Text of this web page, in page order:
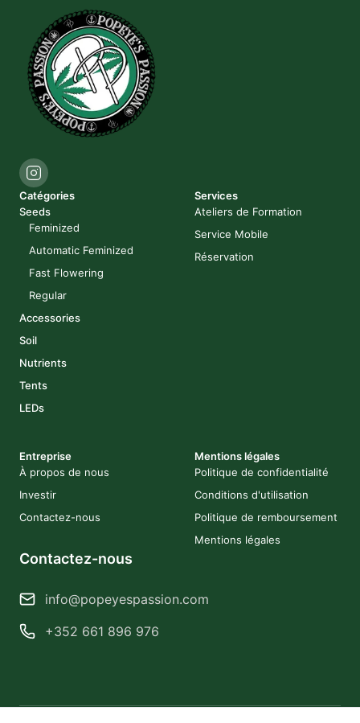
Catégories
Seeds
Feminized
Automatic Feminized
Fast Flowering
Regular
Accessories
Soil
Nutrients
Tents
LEDs
Services
Ateliers de Formation
Service Mobile
Réservation
Entreprise
À propos de nous
Investir
Contactez-nous
Mentions légales
Politique de confidentialité
Conditions d'utilisation
Politique de remboursement
Mentions légales
Contactez-nous
info@popeyespassion.com
+352 661 896 976